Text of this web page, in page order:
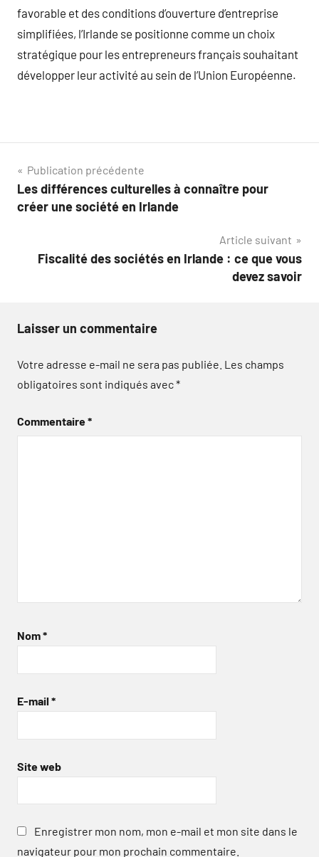
favorable et des conditions d’ouverture d’entreprise
simplifiées, l’Irlande se positionne comme un choix
stratégique pour les entrepreneurs français souhaitant
développer leur activité au sein de l’Union Européenne.
Navigation
de
Publication précédente
Les différences culturelles à connaître pour
créer une société en Irlande
Article suivant
Fiscalité des sociétés en Irlande : ce que vous
devez savoir
Laisser un commentaire
Votre adresse e-mail ne sera pas publiée. Les champs
obligatoires sont indiqués avec*
Commentaire*
Nom*
E-mail *
Site web
Enregistrer mon nom, mon e-mail et mon site dans le
navigateur pour mon prochain commentaire.